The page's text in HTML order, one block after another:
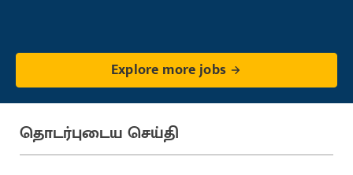
Explore more jobs
தொடர்புடைய செய்தி